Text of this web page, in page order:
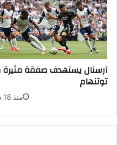
آرسنال يستهدف صفقة
توتنهام
منذ 18 دقيقة